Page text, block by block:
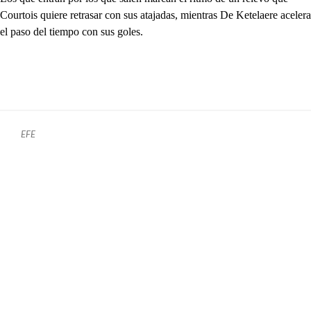
Courtois quiere retrasar con sus atajadas, mientras De Ketelaere acelera
el paso del tiempo con sus goles.
EFE